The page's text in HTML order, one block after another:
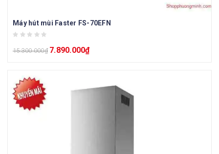
Máy hút mùi Faster FS-70EFN
15.300.000₫ 7.890.000₫